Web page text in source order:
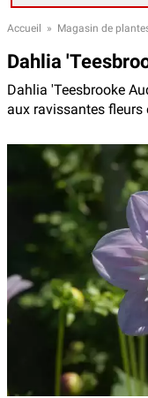
Accueil » Magasin de
Dahlia
Dahlia 'Teesbrooke
aux ravissantes